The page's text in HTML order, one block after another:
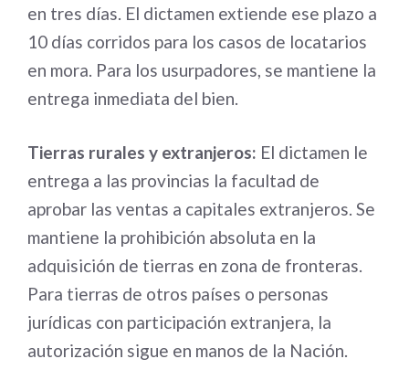
en tres días. El dictamen extiende ese plazo a
10 días corridos para los casos de locatarios
en mora. Para los usurpadores, se mantiene la
entrega inmediata del bien.
Tierras rurales y extranjeros: El dictamen le
entrega a las provincias la facultad de
aprobar las ventas a capitales extranjeros. Se
mantiene la prohibición absoluta en la
adquisición de tierras en zona de fronteras.
Para tierras de otros países o personas
jurídicas con participación extranjera, la
autorización sigue en manos de la Nación.